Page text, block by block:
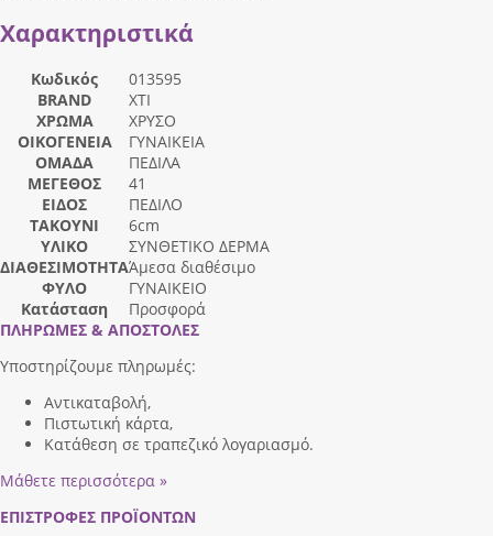
Χαρακτηριστικά
Κωδικός
013595
BRAND
XTI
ΧΡΩΜΑ
ΧΡΥΣΟ
ΟΙΚΟΓΕΝΕΙΑ
ΓΥΝΑΙΚΕΙΑ
ΟΜΑΔΑ
ΠΕΔΙΛΑ
ΜΕΓΕΘΟΣ
41
ΕΙΔΟΣ
ΠΕΔΙΛΟ
ΤΑΚΟΥΝΙ
6cm
ΥΛΙΚΟ
ΣΥΝΘΕΤΙΚΟ ΔΕΡΜΑ
ΔΙΑΘΕΣΙΜΟΤΗΤΑΆμεσα διαθέσιμο
ΦΥΛΟ
ΓΥΝΑΙΚΕΙΟ
Κατάσταση
Προσφορά
ΠΛΗΡΩΜΕΣ & ΑΠΟΣΤΟΛΕΣ
Υποστηρίζουμε πληρωμές:
Αντικαταβολή,
Πιστωτική κάρτα,
Κατάθεση σε τραπεζικό λογαριασμό.
Μάθετε περισσότερα »
ΕΠΙΣΤΡΟΦΕΣ ΠΡΟΪΟΝΤΩΝ